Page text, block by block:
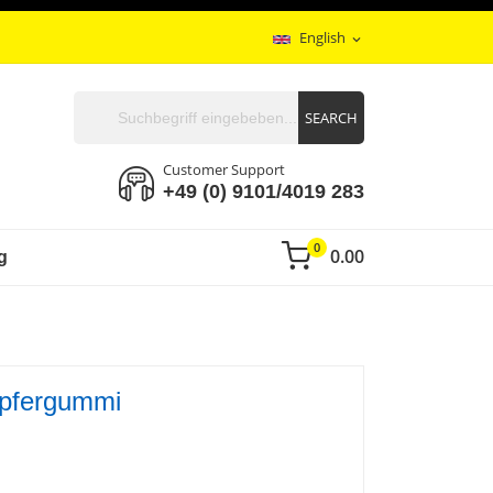
English expand_more
0.00
0
SEARCH
Customer Support
+49 (0) 9101/4019 283